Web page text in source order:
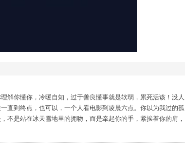
解你懂你，冷暖自知，过于善良懂事就是软弱，累死活该！没人
直到终点，也可以，一个人看电影到凌晨六点。你以为我过的孤
不是站在冰天雪地里的拥吻，而是牵起你的手，紧挨着你的肩，